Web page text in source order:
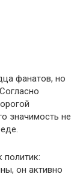
фанатов, но
значимость не
политик:
он активно